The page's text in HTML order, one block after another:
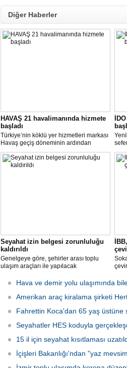
Diğer Haberler
HAVAŞ 21 havalimanında hizmete
başladı
Türkiye’nin köklü yer hizmetleri markası
Havaş geçiş döneminin ardından
koronavirüse karşı tüm önlemleri alarak
tarifeli yolcu seferlerine hizmet vermeye
başladı.
2
Seyahat izin belgesi zorunluluğu
kaldırıldı
Genelgeye göre, şehirler arası toplu
ulaşım araçları ile yapılacak
zorunluluğu yürürlükten kaldırıldı.
iş
Hava ve demir yolu ulaşımında
Amerikan araç kiralama şirketi
Fahrettin Koca'dan 65 yaş üstüne
Seyahatler HES koduyla
15 il için seyahat kısıtlaması
İçişleri Bakanlığı'ndan "yaz